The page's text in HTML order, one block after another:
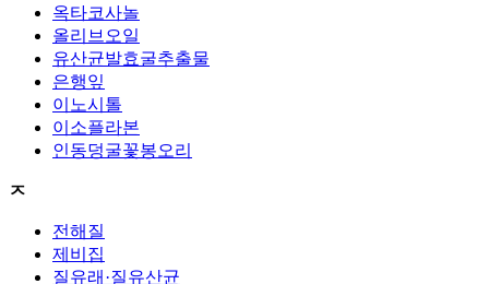
옥타코사놀
올리브오일
유산균발효굴추출물
은행잎
이노시톨
이소플라본
인동덩굴꽃봉오리
ㅈ
전해질
제비집
질유래·질유산균